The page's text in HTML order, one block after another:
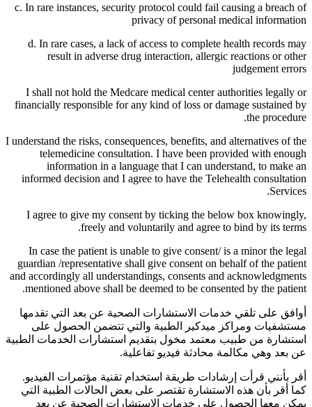
c. In rare instances, security protocol could fail causing a breach of
privacy of personal medical information
d. In rare cases, a lack of access to complete health records may
result in adverse drug interaction, allergic reactions or other
judgement errors
I shall not hold the Medcare medical center authorities legally or
financially responsible for any kind of loss or damage sustained by
the procedure.
I understand the risks, consequences, benefits, and alternatives of the
telemedicine consultation. I have been provided with enough
information in a language that I can understand, to make an
informed decision and I agree to have the Telehealth consultation
Services.
I agree to give my consent by ticking the below box knowingly,
freely and voluntarily and agree to bind by its terms.
In case the patient is unable to give consent/ is a minor the legal
guardian /representative shall give consent on behalf of the patient
and accordingly all understandings, consents and acknowledgments
mentioned above shall be deemed to be consented by the patient.
أوافق على تلقي خدمات الاستشارات الصحية عن بعد التي تقدمها
مستشفيات ومراكز ميدكير الطبية والتي تتضمن الحصول على
استشارة من طبيب معتمد مخول بتقديم استشارات الخدمات الطبية
عن بعد وهي مكالمة محادثة فيديو تفاعلية.
أقر بأنني قرأت إرشادات طريقة استخدام تقنية مؤتمرات الفيديو.
كما أقر بأن هذه الاستشارة تقتصر على بعض الحالات الطبية التي
يمكن معها الحصول على خدمات الاستشارات الصحية عن بعد